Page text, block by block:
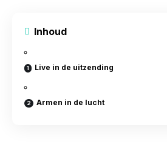
Inhoud
Live in de uitzending
Armen in de lucht